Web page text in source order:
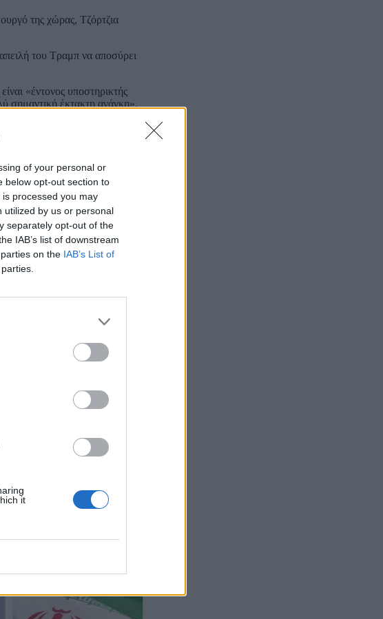
of your personal or
below opt-out section to
processed you may
utilized by us or personal
separately opt-out of the
IAB’s list of downstream
on the IAB’s List of
it
της χώρας, Τζόρτζια
του Τραμπ να αποσύρει
«έντονος υποστηρικτής
σημαντική έκτακτη ανάγκη»,
την δύναμή τους σε
μόνο το 14%